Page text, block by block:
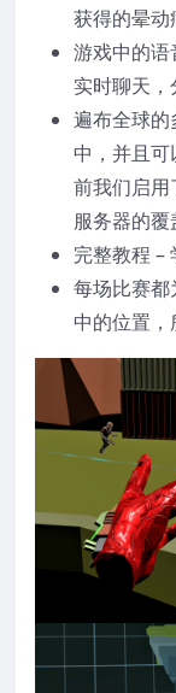
获得的晕动
游戏中的语
实时聊天
遍布全球
中，并且
前我们启用
服务器的覆
完整教程 –
每场比赛
中的位置